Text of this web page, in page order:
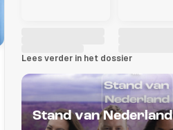
Lees verder in het dossier
Stand van Nederland